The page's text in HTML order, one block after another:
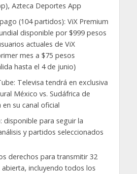
Azteca Deportes App
(104 partidos): ViX Premium
disponible por $999 pesos
actuales de ViX
mes a $75 pesos
hasta el 4 de junio)
Televisa tendrá en exclusiva
México vs. Sudáfrica de
su canal oficial
disponible para seguir la
y partidos seleccionados
derechos para transmitir 32
incluyendo todos los